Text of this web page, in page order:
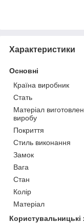
Характеристики
Основні
Країна виробник
Стать
Матеріал
виробу
Покриття
Стиль виконання
Замок
Вага
Стан
Колір
Матеріал
Користувальницькі